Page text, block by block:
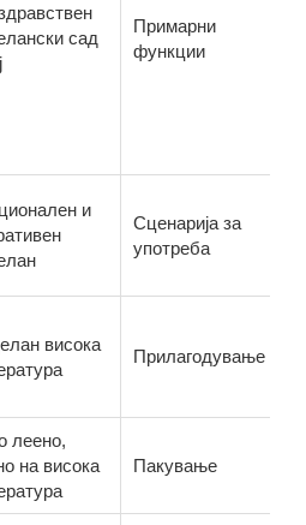
сад
Примарни
функции
и
Сценарија за
употреба
висока
Прилагодување
леено,
на висока
Пакување